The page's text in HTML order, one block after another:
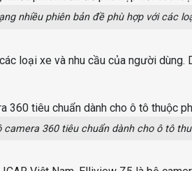
nhiều phiên bản đề phù hợp với các
loại xe và nhu cầu của người
camera 360 tiêu chuẩn dành cho ô tô